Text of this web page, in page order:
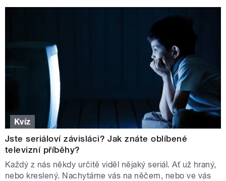
Kvíz
Jste seriáloví závisláci? Jak znáte oblíbené
televizní příběhy?
Každý z nás někdy určitě viděl nějaký seriál. Ať už hraný,
nebo kreslený. Nachytáme vás na něčem, nebo ve vás